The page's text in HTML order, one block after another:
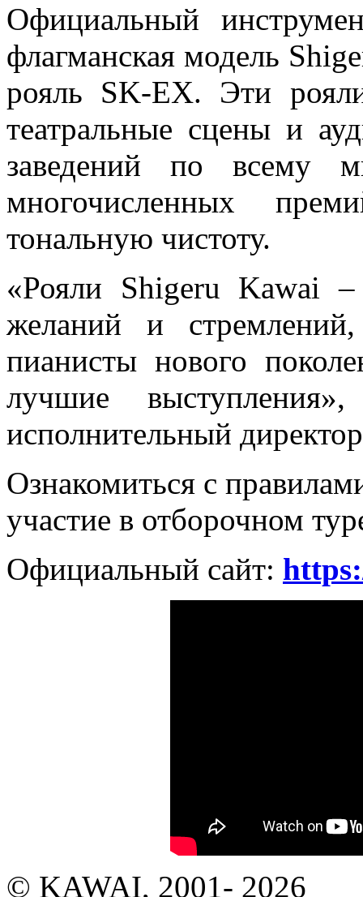
Официальный
флагманская модель
рояль SK-EX. Эти
театральные сцены и
заведений по всему
многочисленных
тональную чистоту.
«Рояли Shigeru Kawai
желаний и
пианисты нового
лучшие
исполнительный
Ознакомиться с
участие в отборочном
Официальный сайт:
© KAWAI, 2001- 2026